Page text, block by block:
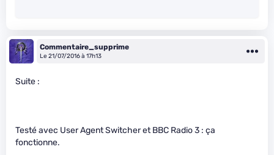
Commentaire_supprime
Le 21/07/2016 à 17h13
Suite :
Testé avec User Agent Switcher et BBC Radio 3 : ça
fonctionne.